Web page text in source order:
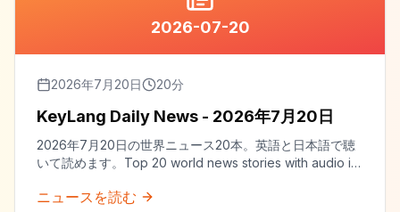
2026-07-20
2026年7月20日 20分
KeyLang Daily News - 2026年7月20日
2026年7月20日の世界ニュース20本。英語と日本語で聴
いて読めます。Top 20 world news stories with audio in
ニュースを読む